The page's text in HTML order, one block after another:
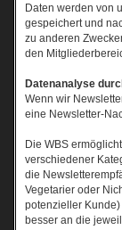
Daten werden von
gespeichert und
zu anderen
den
Datenanalyse
Wenn wir
eine Newsletter-
Die WBS
verschiedener
die
Vegetarier oder
potenzieller
besser an die